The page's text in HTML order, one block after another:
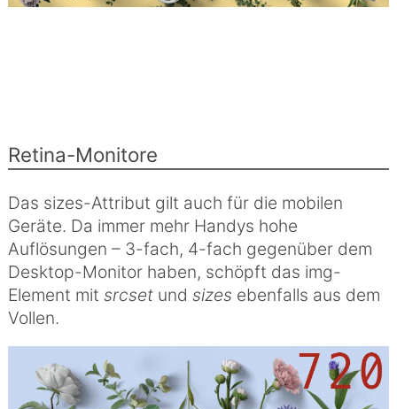
Retina-Monitore
Das sizes-Attribut gilt auch für die mobilen
Geräte. Da immer mehr Handys hohe
Auflösungen – 3-fach, 4-fach gegenüber dem
Desktop-Monitor haben, schöpft das img-
Element mit srcsetund sizes ebenfalls aus dem
Vollen.